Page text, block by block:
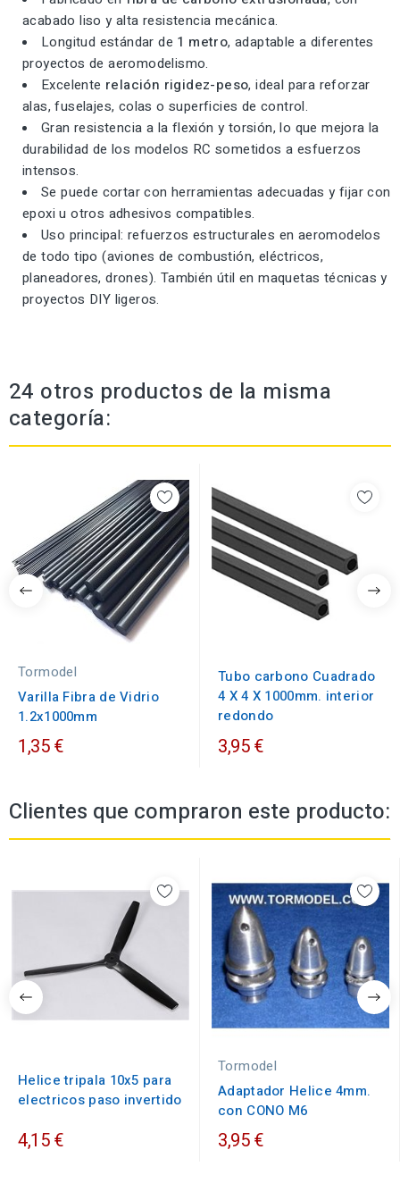
acabado liso y alta resistencia mecánica.
Longitud estándar de 1 metro, adaptable a diferentes
proyectos de aeromodelismo.
Excelente relación rigidez-peso, ideal para reforzar
alas, fuselajes, colas o superficies de control.
Gran resistencia a la flexión y torsión, lo que mejora la
durabilidad de los modelos RC sometidos a esfuerzos
intensos.
Se puede cortar con herramientas adecuadas y fijar con
epoxi u otros adhesivos compatibles.
Uso principal: refuerzos estructurales en aeromodelos
de todo tipo (aviones de combustión, eléctricos,
planeadores, drones). También útil en maquetas técnicas y
proyectos DIY ligeros.
24 otros productos de la misma
categoría:
Tormodel
Varilla Fibra de Vidrio
1.2x1000mm
1,35 €
Tubo carbono Cuadrado
4 X 4 X 1000mm. interior
redondo
3,95 €
Clientes que compraron este producto:
Helice tripala 10x5 para
electricos paso invertido
4,15 €
Tormodel
Adaptador Helice 4mm.
con CONO M6
3,95 €